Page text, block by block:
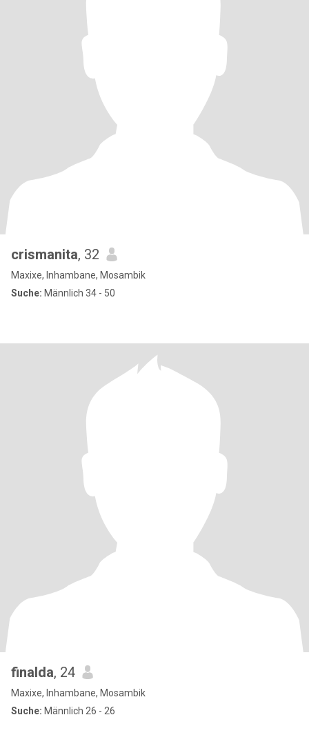
crismanita, 32
Maxixe, Inhambane, Mosambik
Suche: Männlich 34 - 50
finalda, 24
Maxixe, Inhambane, Mosambik
Suche: Männlich 26 - 26